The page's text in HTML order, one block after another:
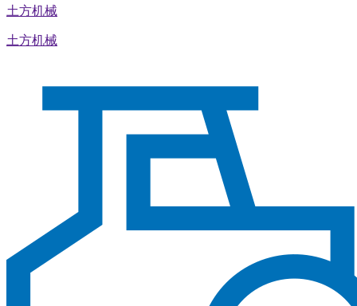
土方机械
土方机械